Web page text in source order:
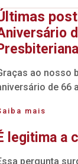
ao nosso
de 66
mais
legitima a
pergunta